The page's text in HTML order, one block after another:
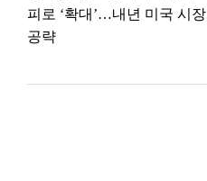
피로 ‘확대’…내년 미국 시장
공략